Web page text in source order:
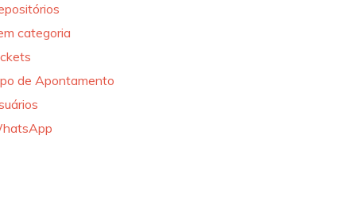
categoria
de Apontamento